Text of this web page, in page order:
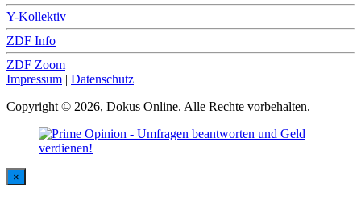
Y-Kollektiv
ZDF Info
ZDF Zoom
Impressum | Datenschutz
Copyright © 2026, Dokus Online. Alle Rechte vorbehalten.
×